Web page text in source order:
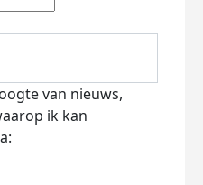
van nieuws,
ik kan